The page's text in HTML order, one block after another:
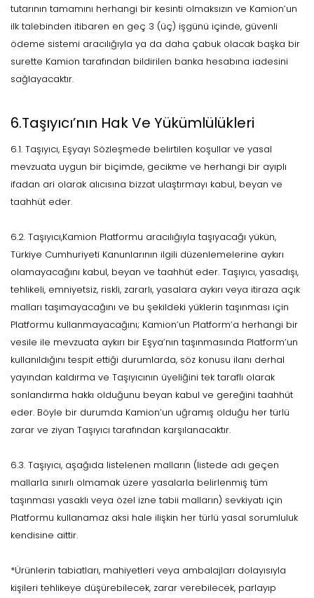
tutarının tamamını herhangi bir kesinti olmaksızın ve Kamion’un
ilk talebinden itibaren en geç 3 (üç) işgünü içinde, güvenli
ödeme sistemi aracılığıyla ya da daha çabuk olacak başka bir
surette Kamion tarafından bildirilen banka hesabına iadesini
sağlayacaktır.
6.Taşıyıcı’nın Hak Ve Yükümlülükleri
6.1. Taşıyıcı, Eşyayı Sözleşmede belirtilen koşullar ve yasal
mevzuata uygun bir biçimde, gecikme ve herhangi bir ayıplı
ifadan ari olarak alıcısına bizzat ulaştırmayı kabul, beyan ve
taahhüt eder.
6.2. Taşıyıcı,Kamion Platformu aracılığıyla taşıyacağı yükün,
Türkiye Cumhuriyeti Kanunlarının ilgili düzenlemelerine aykırı
olamayacağını kabul, beyan ve taahhüt eder. Taşıyıcı, yasadışı,
tehlikeli, emniyetsiz, riskli, zararlı, yasalara aykırı veya itiraza açık
malları taşımayacağını ve bu şekildeki yüklerin taşınması için
Platformu kullanmayacağını; Kamion’un Platform’a herhangi bir
vesile ile mevzuata aykırı bir Eşya’nın taşınmasında Platform’un
kullanıldığını tespit ettiği durumlarda, söz konusu ilanı derhal
yayından kaldırma ve Taşıyıcının üyeliğini tek taraflı olarak
sonlandırma hakkı olduğunu beyan kabul ve gereğini taahhüt
eder. Böyle bir durumda Kamion’un uğramış olduğu her türlü
zarar ve ziyan Taşıyıcı tarafından karşılanacaktır.
6.3. Taşıyıcı, aşağıda listelenen malların (listede adı geçen
mallarla sınırlı olmamak üzere yasalarla belirlenmiş tüm
taşınması yasaklı veya özel izne tabii malların) sevkiyatı için
Platformu kullanamaz aksi hale ilişkin her türlü yasal sorumluluk
kendisine aittir.
*Ürünlerin tabiatları, mahiyetleri veya ambalajları dolayısıyla
kişileri tehlikeye düşürebilecek, zarar verebilecek, parlayıp